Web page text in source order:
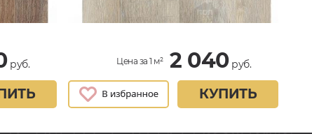
руб. Цена за 1 м² 2 040руб.
КУПИТЬ